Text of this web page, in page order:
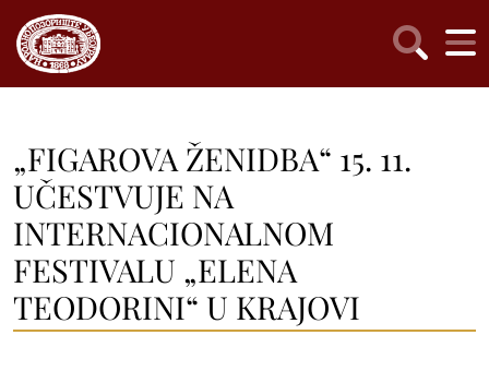
„FIGAROVA ŽENIDBA“ 15. 11.
UČESTVUJE NA
INTERNACIONALNOM
FESTIVALU „ELENA
TEODORINI“ U KRAJOVI